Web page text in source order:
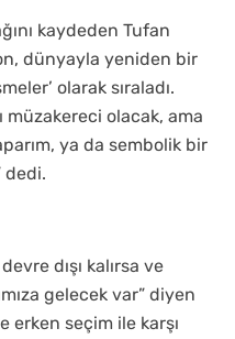
kaydeden Tufan
dünyayla yeniden bir
olarak sıraladı.
müzakereci olacak, ama
ya da sembolik bir
dedi.
dışı kalırsa ve
gelecek var” diyen
erken seçim ile karşı